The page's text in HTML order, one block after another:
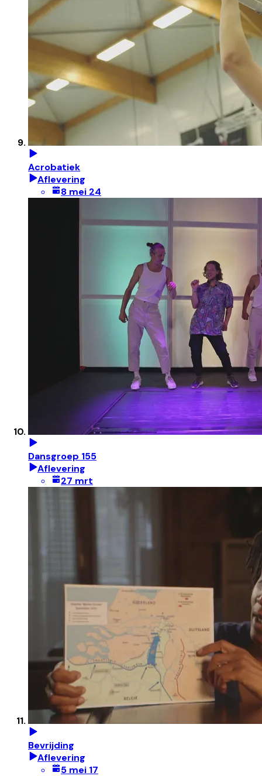
Acrobatiek
Aflevering
8 mei 24
Dansgroep 155
Aflevering
27 mrt
Bevrijding
Aflevering
5 mei 17